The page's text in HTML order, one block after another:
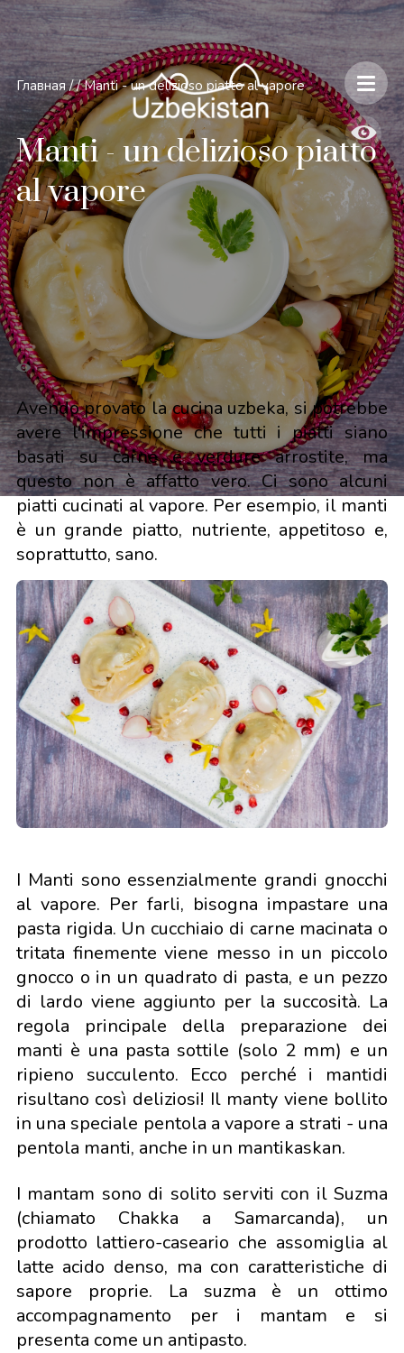
Главная / / Manti - un delizioso piatto al vapore
Manti - un delizioso piatto
al vapore
Avendo provato la cucina uzbeka, si potrebbe
avere l'impressione che tutti i piatti siano
basati su carne e verdure arrostite, ma
questo non è affatto vero. Ci sono alcuni
piatti cucinati al vapore. Per esempio, il manti
è un grande piatto, nutriente, appetitoso e,
soprattutto, sano.
I Manti sono essenzialmente grandi gnocchi
al vapore. Per farli, bisogna impastare una
pasta rigida. Un cucchiaio di carne macinata o
tritata finemente viene messo in un piccolo
gnocco o in un quadrato di pasta, e un pezzo
di lardo viene aggiunto per la succosità. La
regola principale della preparazione dei
manti è una pasta sottile (solo 2 mm) e un
ripieno succulento. Ecco perché i mantidi
risultano così deliziosi! Il manty viene bollito
in una speciale pentola a vapore a strati - una
pentola manti, anche in un mantikaskan.
I mantam sono di solito serviti con il Suzma
(chiamato Chakka a Samarcanda), un
prodotto lattiero-caseario che assomiglia al
latte acido denso, ma con caratteristiche di
sapore proprie. La suzma è un ottimo
accompagnamento per i mantam e si
presenta come un antipasto.